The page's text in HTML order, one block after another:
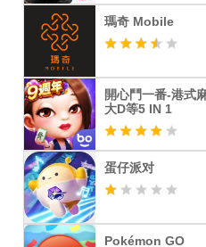
瑪奇 Mobile
開心鬥一番-港式
大D等5 IN 1
蛋仔派对
Pokémon GO